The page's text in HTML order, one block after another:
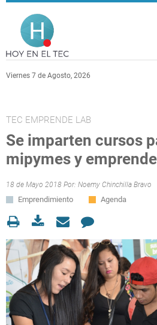
Pasar al contenido principal
Viernes 7 de Agosto, 2026
TEC EMPRENDE LAB
Se imparten cursos
mipymes y
18 de Mayo 2018 Por: Noemy Chinchilla Bravo
Emprendimiento Agenda